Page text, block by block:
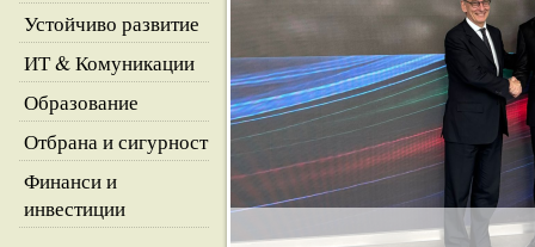
Устойчиво развитие
ИТ & Комуникации
Образование
Отбрана и сигурност
Финанси и
инвестиции